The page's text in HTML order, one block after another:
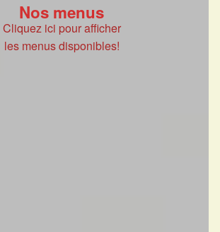
Nos menus
Cliquez ici pour afficher
les menus disponibles!